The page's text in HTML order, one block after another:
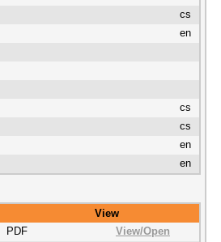
cs
en
cs
cs
en
en
View
PDF View/Open